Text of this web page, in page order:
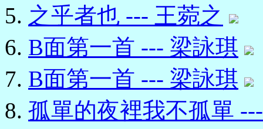
之乎者也 --- 王菀之
B面第一首 --- 梁詠琪
B面第一首 --- 梁詠琪
孤單的夜裡我不孤單